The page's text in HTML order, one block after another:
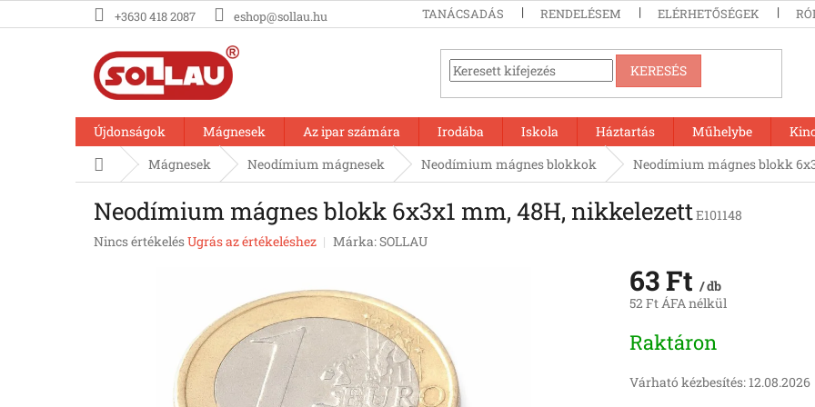
a
+3630 418 2087 eshop@sollau.hu TANÁCSADÁS RENDELÉSEM ELÉRHETŐSÉGEK
KERESÉS
Újdonságok Mágnesek Az ipar számára Irodába Iskola Háztartás Műhelybe
KezdőlapMágnesek Neodímium mágnesek Neodímium mágnes blokkok Neodímium mágnes blokk
Neodímium mágnes blokk 6x3x1 mm, 48H, nikkelezettE101148
A
Nincs értékelésUgrás az értékeléshez Márka:SOLLAU
63 Ft / db
52 Ft ÁFA nélkül
Raktáron
Várható kézbesítés: 12.08.2026